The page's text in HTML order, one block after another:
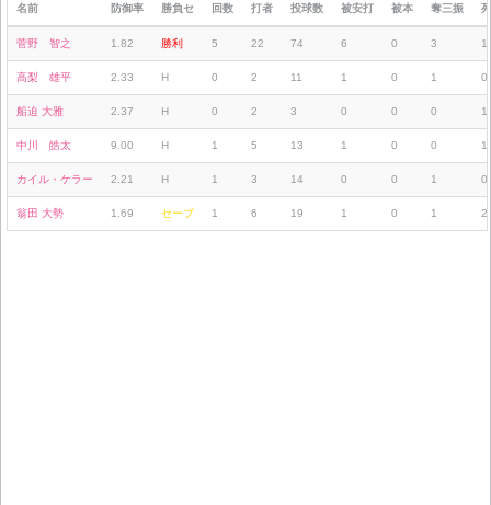
名前 防御率 勝負セ
回数
打者 投球数 被安打 被本 奪三振
菅野 智之 1.82 勝利 5 22 74 6 0 3 1
高梨 雄平 2.33 H 0 2 11 1 0 1 0
船迫 大雅 2.37 H 0 2 3 0 0 0 1
中川 皓太 9.00 H 1 5 13 1 0 0 1
カイル・ケラー 2.21 H 1 3 14 0 0 1 0
翁田 大勢 1.69 セーブ 1 6 19 1 0 1 2